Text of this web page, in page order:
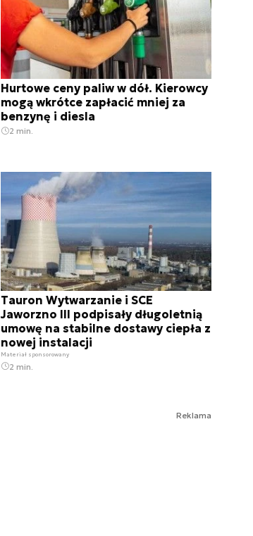
Hurtowe ceny paliw w dół. Kierowcy
mogą wkrótce zapłacić mniej za
benzynę i diesla
2 min.
Tauron Wytwarzanie i SCE
Jaworzno III podpisały długoletnią
umowę na stabilne dostawy ciepła z
nowej instalacji
Materiał sponsorowany
2 min.
Reklama